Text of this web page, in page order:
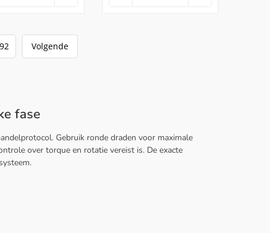
92 Volgende
fase
Gebruik ronde draden voor maximale
over torque en rotatie vereist is. De exacte